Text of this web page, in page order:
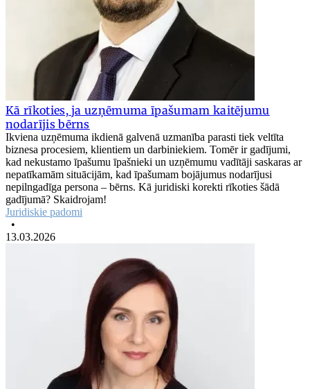
Kā rīkoties, ja uzņēmuma īpašumam kaitējumu
nodarījis bērns
Ikviena uzņēmuma ikdienā galvenā uzmanība parasti tiek veltīta
biznesa procesiem, klientiem un darbiniekiem. Tomēr ir gadījumi,
kad nekustamo īpašumu īpašnieki un uzņēmumu vadītāji saskaras ar
nepatīkamām situācijām, kad īpašumam bojājumus nodarījusi
nepilngadīga persona – bērns. Kā juridiski korekti rīkoties šādā
gadījumā? Skaidrojam!
Juridiskie padomi
•
13.03.2026